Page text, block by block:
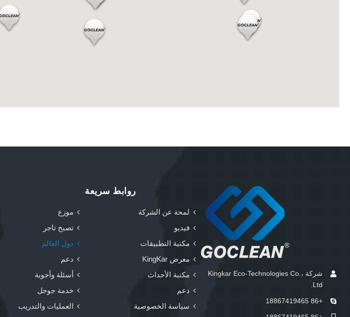
شركة Kingkar Eco-Technologies Co.،
Ltd.
+86 18867419465
روابط سريعة
لمحة عن الشركة
فيديو
مكتبة التطبيقات
معرض KingKar
مكتبة الأحداث
دعم
سياسة الخصوصية
موزع
تصبح تاجر
دول العالم
دعم
أسئلة وأجوبة
خدمة جوجل
العمليات والتدريب